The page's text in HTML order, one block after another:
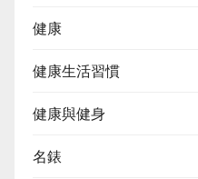
健康
健康生活習慣
健康與健身
名錶